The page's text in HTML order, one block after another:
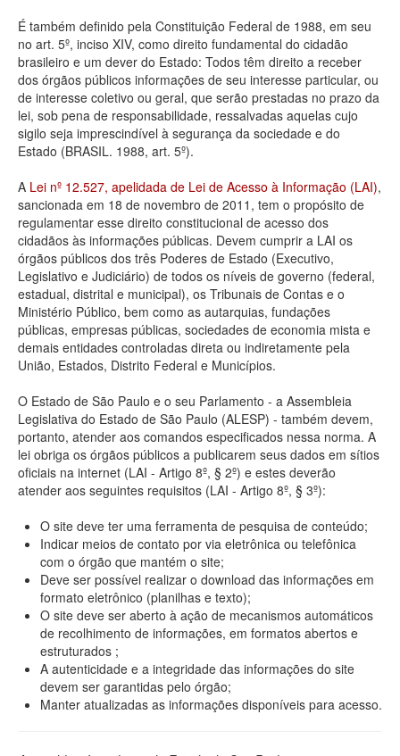
Administração
Legislação
Agenda
Perguntas frequentes
Contato
É também definido pela Constituição Federal de 1988, em seu
no art. 5º, inciso XIV, como direito fundamental do cidadão
brasileiro e um dever do Estado: Todos têm direito a receber
dos órgãos públicos informações de seu interesse particular, ou
de interesse coletivo ou geral, que serão prestadas no prazo da
lei, sob pena de responsabilidade, ressalvadas aquelas cujo
sigilo seja imprescindível à segurança da sociedade e do
Estado (BRASIL. 1988, art. 5º).
A Lei nº 12.527, apelidada de Lei de Acesso à Informação (LAI),
sancionada em 18 de novembro de 2011, tem o propósito de
regulamentar esse direito constitucional de acesso dos
cidadãos às informações públicas. Devem cumprir a LAI os
órgãos públicos dos três Poderes de Estado (Executivo,
Legislativo e Judiciário) de todos os níveis de governo (federal,
estadual, distrital e municipal), os Tribunais de Contas e o
Ministério Público, bem como as autarquias, fundações
públicas, empresas públicas, sociedades de economia mista e
demais entidades controladas direta ou indiretamente pela
União, Estados, Distrito Federal e Municípios.
O Estado de São Paulo e o seu Parlamento - a Assembleia
Legislativa do Estado de São Paulo (ALESP) - também devem,
portanto, atender aos comandos especificados nessa norma. A
lei obriga os órgãos públicos a publicarem seus dados em sítios
oficiais na internet (LAI - Artigo 8º, § 2º) e estes deverão
atender aos seguintes requisitos (LAI - Artigo 8º, § 3º):
O site deve ter uma ferramenta de pesquisa de conteúdo;
Indicar meios de contato por via eletrônica ou telefônica
com o órgão que mantém o site;
Deve ser possível realizar o download das informações em
formato eletrônico (planilhas e texto);
O site deve ser aberto à ação de mecanismos automáticos
de recolhimento de informações, em formatos abertos e
estruturados ;
A autenticidade e a integridade das informações do site
devem ser garantidas pelo órgão;
Manter atualizadas as informações disponíveis para acesso.